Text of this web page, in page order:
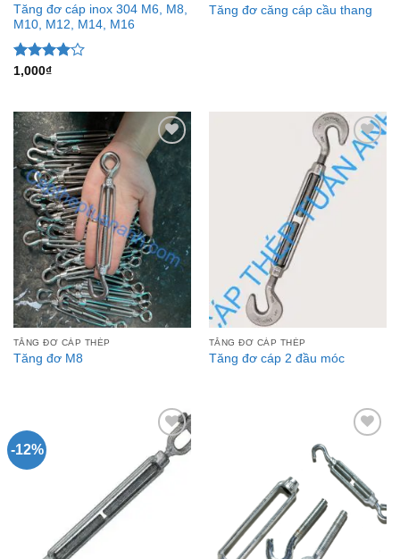
Tăng đơ cáp inox 304 M6, M8,
M10, M12, M14, M16
Được
sao
1,000₫
Tăng đơ căng cáp cầu thang
Add to
Wishlist
TĂNG ĐƠ CÁP THÉP
Tăng đơ M8
Add to
TĂNG ĐƠ CÁP THÉP
Tăng đơ cáp 2 đầu móc
-12%
Add to
Wishlist
Add to
Wishlist